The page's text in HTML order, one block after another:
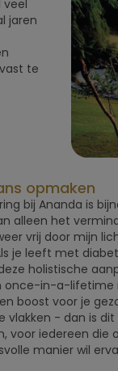
jaren
te
opmaken
bij Ananda is
alleen het
vrij door mijn
je leeft met
holistische
once-in-a-lifetime
boost voor je
vlakken - dan is
voor iedereen die
manier wil